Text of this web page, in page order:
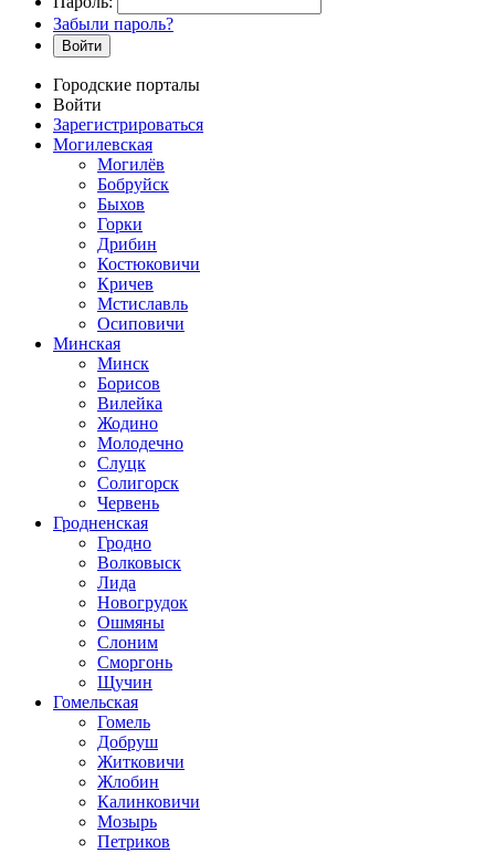
Забыли пароль?
Войти
Городские порталы
Войти
Зарегистрироваться
Могилевская
Могилёв
Бобруйск
Быхов
Горки
Дрибин
Костюковичи
Кричев
Мстиславль
Осиповичи
Минская
Минск
Борисов
Вилейка
Жодино
Молодечно
Слуцк
Солигорск
Червень
Гродненская
Гродно
Волковыск
Лида
Новогрудок
Ошмяны
Слоним
Сморгонь
Щучин
Гомельская
Гомель
Добруш
Житковичи
Жлобин
Калинковичи
Мозырь
Петриков